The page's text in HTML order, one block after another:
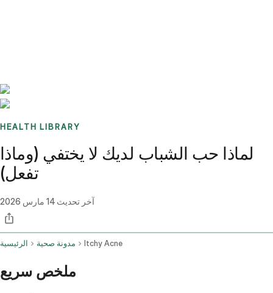
HEALTH LIBRARY
لماذا حب الشباب لديك لا يختفي (وماذا
تفعل)
آخر تحديث 14 مارس 2026
الرئيسية مدونة صحية Itchy Acne
ملخص سريع